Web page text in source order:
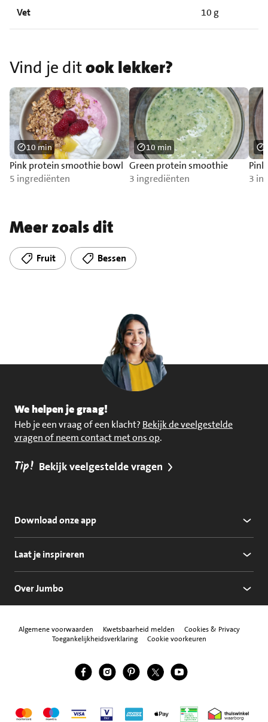
Vet 10 g
Vind je ditook lekker?
Pink protein smoothie bowl
5 ingrediënten
10 min
Green protein smoothie
3 ingrediënten
10 min
3
Meer zoals dit
Fruit Bessen
We helpen je graag!
Heb je een vraag of een klacht? Bekijk de veelgestelde
vragen of neem contact met ons op.
Tip! Bekijk veelgestelde vragen
Download onze app
Laat je inspireren
Over Jumbo
Algemene voorwaarden Kwetsbaarheid melden
Cookies & Privacy
Toegankelijkheidsverklaring
Cookie voorkeuren
Volg ons
Jumbo Facebook
Jumbo Instagram
Jumbo Pinterest
Jumbo Twitter
Jumbo YouTube
MastercardMaestroVisa Vpay American Express
Apple Pay Thuiswinkel